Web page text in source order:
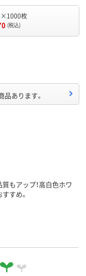
×1000枚
(税込)
品あります。
もアップ！高白色ホワ
すめ。